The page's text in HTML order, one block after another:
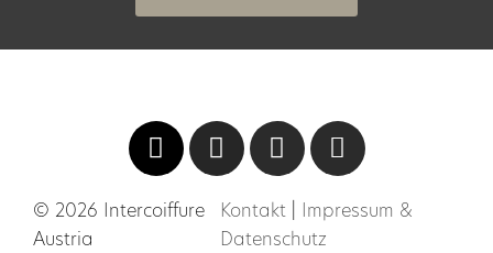
© 2026 Intercoiffure
Austria
Kontakt|
Impressum &
Datenschutz